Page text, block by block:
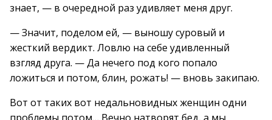
знает, — в очередной раз удивляет меня друг.
— Значит, поделом ей, — выношу суровый и
жесткий вердикт. Ловлю на себе удивленный
взгляд друга. — Да нечего под кого попало
ложиться и потом, блин, рожать! — вновь закипаю.
Вот от таких вот недальновидных женщин одни